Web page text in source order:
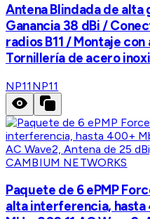
Antena Blindada de alta
Ganancia 38 dBi /
radios B11 / Montaje
Tornillería de acero
NP11 NP11
CAMBIUM NETWORKS
Paquete de 6 ePMP
alta interferencia,